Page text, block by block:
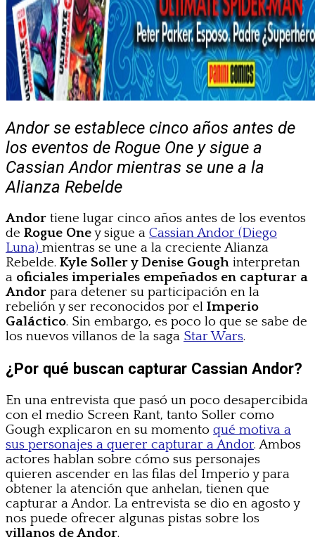
Andor se establece cinco años antes de
los eventos de Rogue One y sigue a
Cassian Andor mientras se une a la
Alianza Rebelde
Andor tiene lugar cinco años antes de los eventos
de Rogue Oney sigue a Cassian Andor (Diego
Luna) mientras se une a la creciente Alianza
Rebelde. Kyle Soller y Denise Gough interpretan
a oficiales imperiales empeñados en capturar a
Andor para detener su participación en la
rebelión y ser reconocidos por el Imperio
Galáctico. Sin embargo, es poco lo que se sabe de
los nuevos villanos de la saga Star Wars.
¿Por qué buscan capturar Cassian Andor?
En una entrevista que pasó un poco desapercibida
con el medio Screen Rant, tanto Soller como
Gough explicaron en su momento qué motiva a
sus personajes a querer capturar a Andor. Ambos
actores hablan sobre cómo sus personajes
quieren ascender en las filas del Imperio y para
obtener la atención que anhelan, tienen que
capturar a Andor. La entrevista se dio en agosto y
nos puede ofrecer algunas pistas sobre los
villanos de Andor.